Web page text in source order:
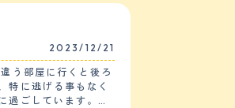
自分で舐める事で体
手入れは不要です。
も少なく、飼い主に
え入れて家族内で
2023/12/21
う部屋に行くと後ろ
特に逃げる事もなく
過ごしています。